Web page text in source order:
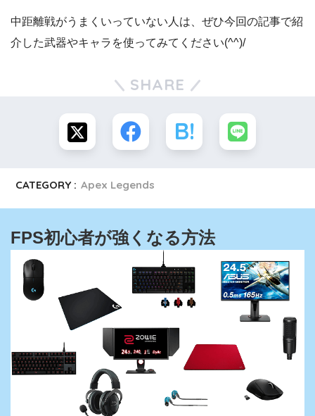
中距離戦がうまくいっていない人は、ぜひ今回の記事で紹
介した武器やキャラを使ってみてください(^^)/
SHARE
CATEGORY : Apex Legends
FPS初心者が強くなる方法